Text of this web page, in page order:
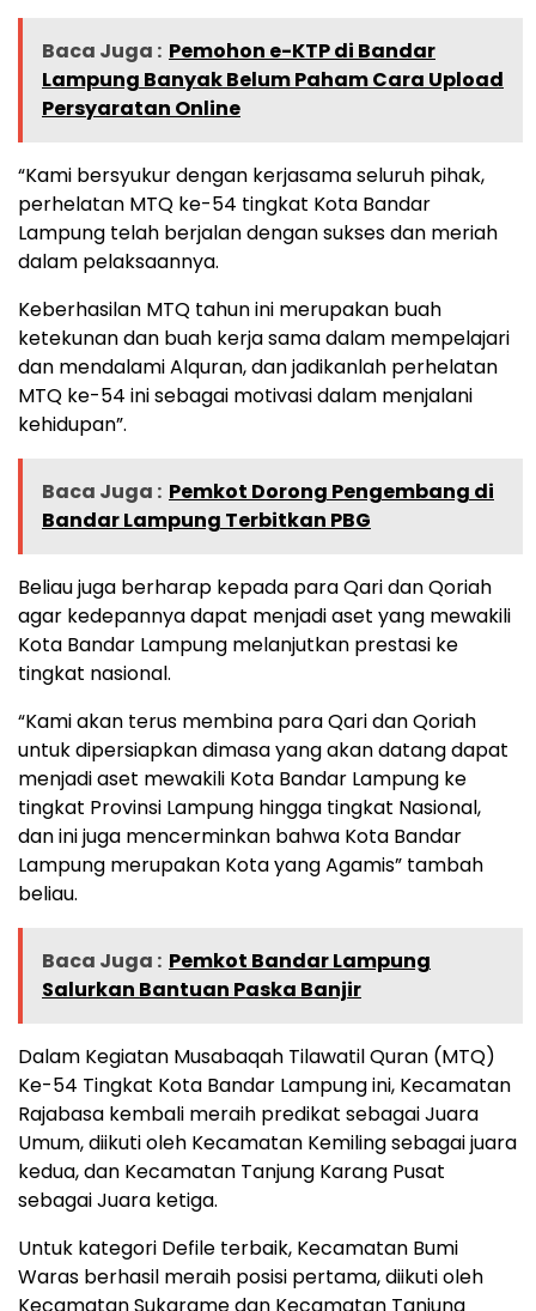
Baca Juga : Pemohon e-KTP di Bandar
Lampung Banyak Belum Paham Cara Upload
Persyaratan Online
“Kami bersyukur dengan kerjasama seluruh pihak,
perhelatan MTQ ke-54 tingkat Kota Bandar
Lampung telah berjalan dengan sukses dan meriah
dalam pelaksaannya.
Keberhasilan MTQ tahun ini merupakan buah
ketekunan dan buah kerja sama dalam mempelajari
dan mendalami Alquran, dan jadikanlah perhelatan
MTQ ke-54 ini sebagai motivasi dalam menjalani
kehidupan”.
Baca Juga : Pemkot Dorong Pengembang di
Bandar Lampung Terbitkan PBG
Beliau juga berharap kepada para Qari dan Qoriah
agar kedepannya dapat menjadi aset yang mewakili
Kota Bandar Lampung melanjutkan prestasi ke
tingkat nasional.
“Kami akan terus membina para Qari dan Qoriah
untuk dipersiapkan dimasa yang akan datang dapat
menjadi aset mewakili Kota Bandar Lampung ke
tingkat Provinsi Lampung hingga tingkat Nasional,
dan ini juga mencerminkan bahwa Kota Bandar
Lampung merupakan Kota yang Agamis” tambah
beliau.
Baca Juga : Pemkot Bandar Lampung
Salurkan Bantuan Paska Banjir
Dalam Kegiatan Musabaqah Tilawatil Quran (MTQ)
Ke-54 Tingkat Kota Bandar Lampung ini, Kecamatan
Rajabasa kembali meraih predikat sebagai Juara
Umum, diikuti oleh Kecamatan Kemiling sebagai juara
kedua, dan Kecamatan Tanjung Karang Pusat
sebagai Juara ketiga.
Untuk kategori Defile terbaik, Kecamatan Bumi
Waras berhasil meraih posisi pertama, diikuti oleh